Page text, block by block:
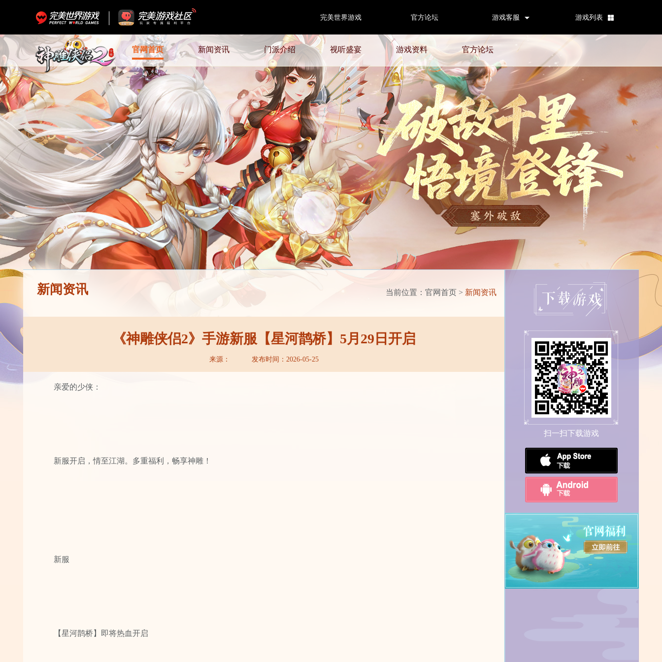
游戏列表
游戏客服
官方论坛
完美世界游戏
官网首页 新闻资讯 门派介绍 视听盛宴 游戏资料 官方论坛
新闻资讯 当前位置： 官网首页 > 新闻资讯
《神雕侠侣2》手游新服【星河鹊桥】5月29日开启
来源： 发布时间：2026-05-25
亲爱的少侠：
新服开启，情至江湖。多重福利，畅享神雕！
新服
【星河鹊桥】即将热血开启
扫一扫下载游戏